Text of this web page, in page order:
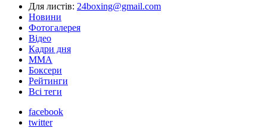
Для листів: 24boxing@gmail.com
Новини
Фотогалерея
Відео
Кадри дня
ММА
Боксери
Рейтинги
Всі теги
facebook
twitter